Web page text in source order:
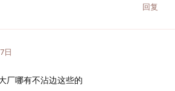
回复
日
厂哪有不沾边这些的